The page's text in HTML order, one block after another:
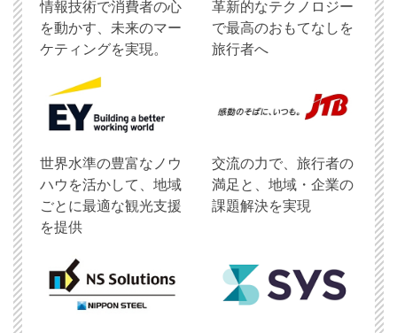
情報技術で消費者の心
を動かす、未来のマー
ケティングを実現。
革新的なテクノロジー
で最高のおもてなしを
旅行者へ
世界水準の豊富なノウ
ハウを活かして、地域
ごとに最適な観光支援
を提供
交流の力で、旅行者の
満足と、地域・企業の
課題解決を実現